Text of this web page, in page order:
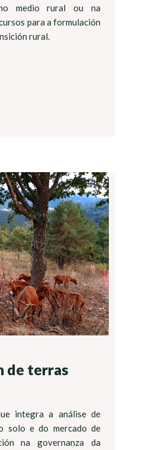
medio rural ou na
para a formulación
rural.
de terras
integra a análise de
solo e do mercado de
na governanza da